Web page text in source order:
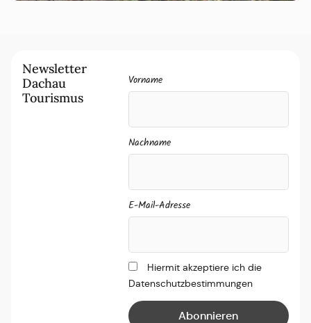
Newsletter
Dachau
Tourismus
Vorname
Nachname
E-Mail-Adresse
Hiermit akzeptiere ich die
Datenschutzbestimmungen